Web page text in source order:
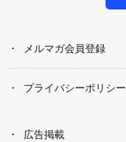
メルマガ会員登録
プライバシーポリシー
広告掲載